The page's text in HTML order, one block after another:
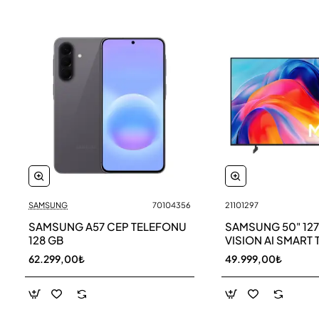
Yeni
SAMSUNG 70104356
SAMSUNG A57 CEP TELEFONU
128 GB
62.299,00₺
21101297
SAMSUNG 50"
VISION AI SMART
UE50M70HAU
49.999,00₺